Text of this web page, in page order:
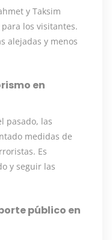
y Taksim
para los visitantes.
alejadas y menos
en
pasado, las
medidas de
Es
y seguir las
público en